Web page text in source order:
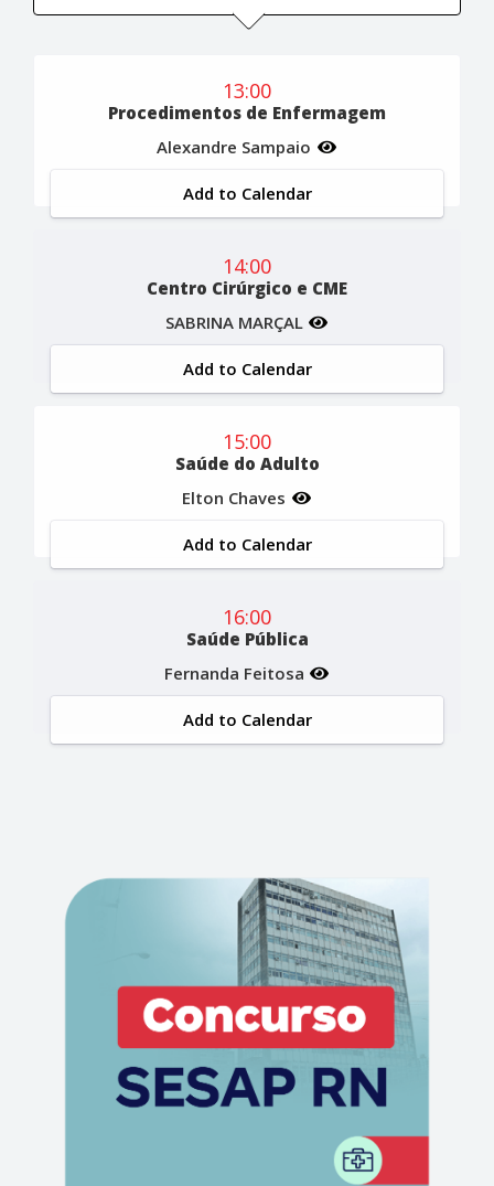
13:00
Procedimentos de Enfermagem
Alexandre Sampaio
Add to Calendar
14:00
Centro Cirúrgico e CME
SABRINA MARÇAL
Add to Calendar
15:00
Saúde do Adulto
Elton Chaves
Add to Calendar
16:00
Saúde Pública
Fernanda Feitosa
Add to Calendar